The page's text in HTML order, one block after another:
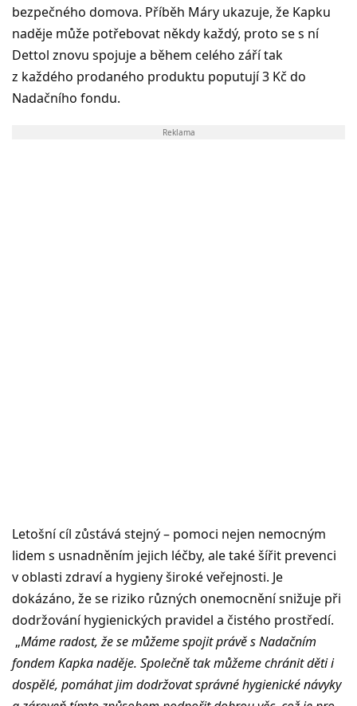
bezpečného domova. Příběh Máry ukazuje, že Kapku
naděje může potřebovat někdy každý, proto se s ní
Dettol znovu spojuje a během celého září tak
z každého prodaného produktu poputují 3 Kč do
Nadačního fondu.
Reklama
Letošní cíl zůstává stejný – pomoci nejen nemocným
lidem s usnadněním jejich léčby, ale také šířit prevenci
v oblasti zdraví a hygieny široké veřejnosti. Je
dokázáno, že se riziko různých onemocnění snižuje při
dodržování hygienických pravidel a čistého prostředí.
„Máme radost, že se můžeme spojit právě s Nadačním
fondem Kapka naděje. Společně tak můžeme chránit děti i
dospělé, pomáhat jim dodržovat správné hygienické návyky